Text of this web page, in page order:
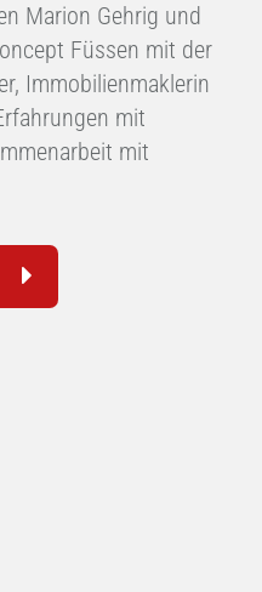
Marion Gehrig und
Füssen mit der
Immobilienmaklerin
mit
mit